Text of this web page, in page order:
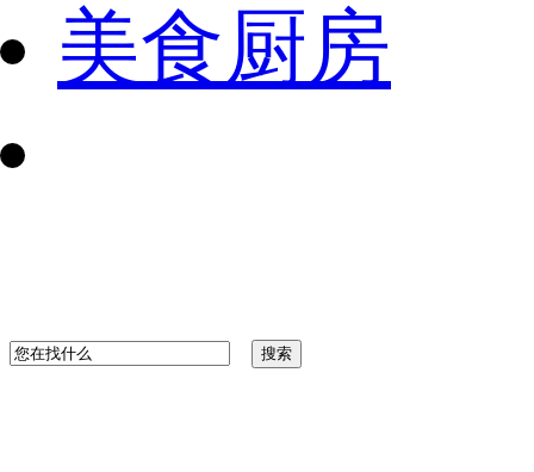
美食厨房